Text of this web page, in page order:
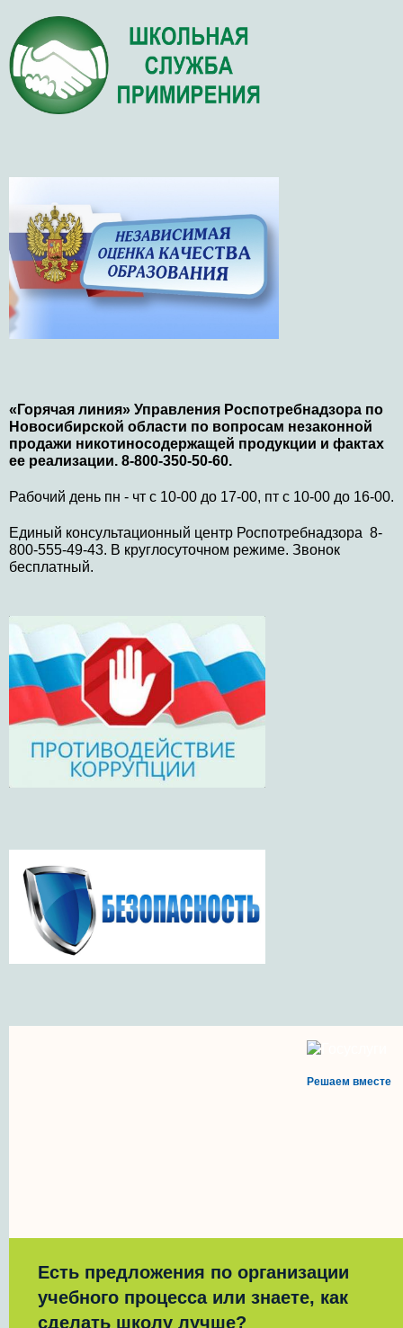
«Горячая линия» Управления Роспотребнадзора по
Новосибирской области по вопросам незаконной
продажи никотиносодержащей продукции и фактах
ее реализации. 8-800-350-50-60.
Рабочий день пн - чт с 10-00 до 17-00, пт с 10-00 до 16-00.
Единый консультационный центр Роспотребнадзора 8-
800-555-49-43. В круглосуточном режиме. Звонок
бесплатный.
Решаем вместе
Есть предложения по организации
учебного процесса или знаете, как
сделать школу лучше?